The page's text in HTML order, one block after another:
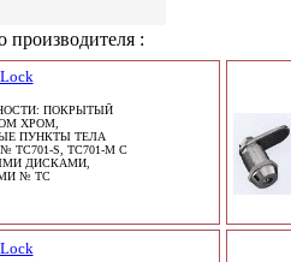
производителя :
ПОКРЫТЫЙ
ХРОМ,
ПУНКТЫ ТЕЛА
TC701-S, TC701-M С
ДИСКАМИ,
№ TC